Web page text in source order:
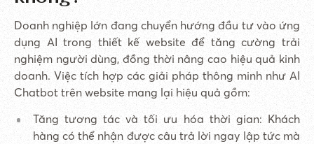
Doanh nghiệp lớn đang chuyển hướng đầu tư vào ứng
dụng AI trong thiết kế website để tăng cường trải
nghiệm người dùng, đồng thời nâng cao hiệu quả kinh
doanh. Việc tích hợp các giải pháp thông minh như AI
Chatbot trên website mang lại hiệu quả gồm:
Tăng tương tác và tối ưu hóa thời gian: Khách
hàng có thể nhận được câu trả lời ngay lập tức mà